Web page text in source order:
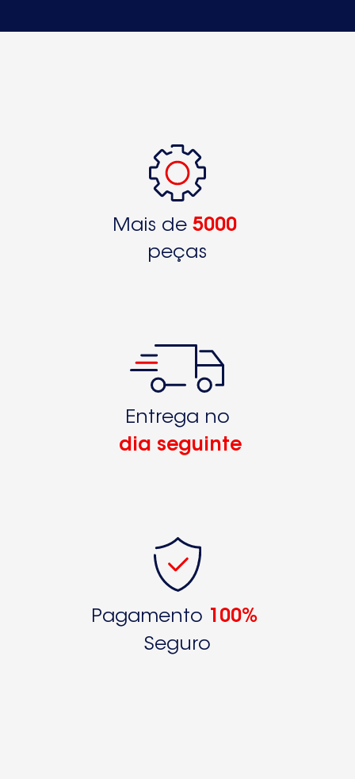
Mais de 5000
peças
Entrega no
dia seguinte
Pagamento 100%
Seguro